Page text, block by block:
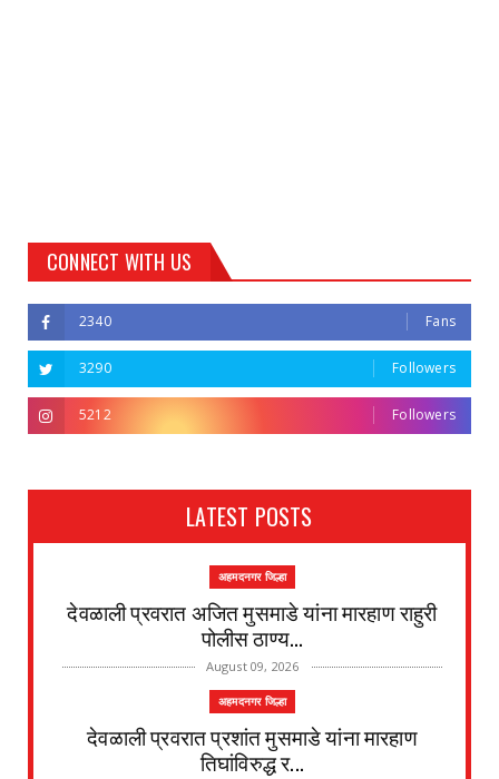
CONNECT WITH US
2340 Fans
3290 Followers
5212 Followers
LATEST POSTS
अहमदनगर जिल्हा
देवळाली प्रवरात अजित मुसमाडे यांना मारहाण राहुरी
पोलीस ठाण्य...
August 09, 2026
अहमदनगर जिल्हा
देवळाली प्रवरात प्रशांत मुसमाडे यांना मारहाण
तिघांविरुद्ध र...